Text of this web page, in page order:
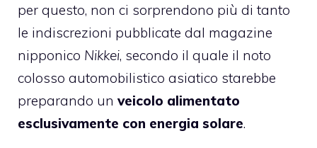
per questo, non ci sorprendono più di tanto
le indiscrezioni pubblicate dal magazine
nipponico Nikkei, secondo il quale il noto
colosso automobilistico asiatico starebbe
preparando un veicolo alimentato
esclusivamente con energia solare.